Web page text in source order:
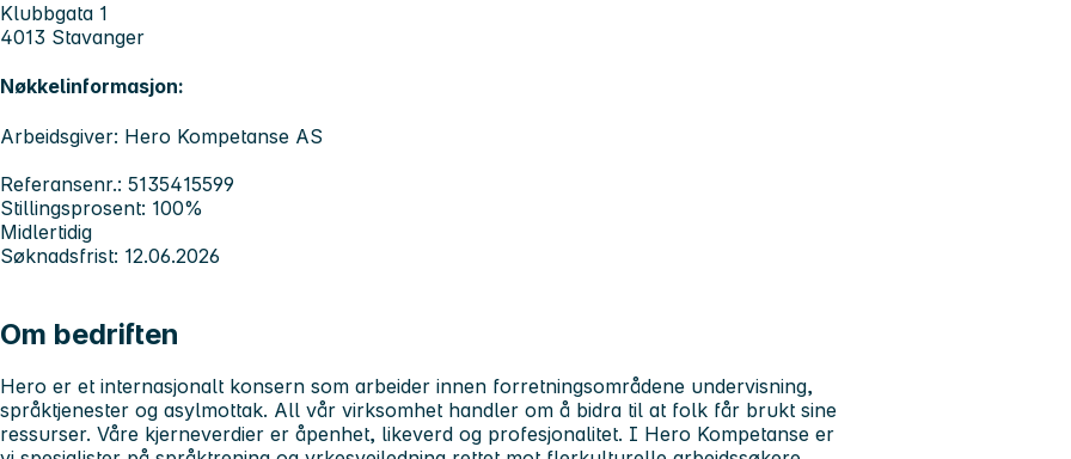
Klubbgata 1
4013 Stavanger
Nøkkelinformasjon:
Arbeidsgiver: Hero Kompetanse AS
Referansenr.: 5135415599
Stillingsprosent: 100%
Midlertidig
Søknadsfrist: 12.06.2026
Om bedriften
Hero er et internasjonalt konsern som arbeider innen forretningsområdene undervisning,
språktjenester og asylmottak. All vår virksomhet handler om å bidra til at folk får brukt sine
ressurser. Våre kjerneverdier er åpenhet, likeverd og profesjonalitet. I Hero Kompetanse er